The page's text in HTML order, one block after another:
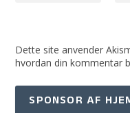
Dette site anvender
hvordan din kommentar
SPONSOR AF